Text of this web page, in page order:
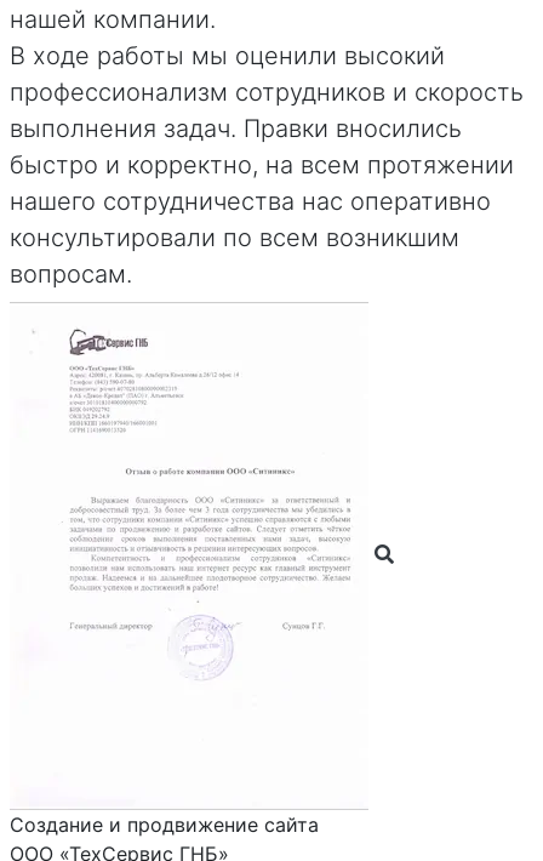
нашей компании.
В ходе работы мы оценили высокий
профессионализм сотрудников и скорость
выполнения задач. Правки вносились
быстро и корректно, на всем протяжении
нашего сотрудничества нас оперативно
консультировали по всем возникшим
вопросам.
Создание и продвижение сайта
ООО «ТехСервис ГНБ»